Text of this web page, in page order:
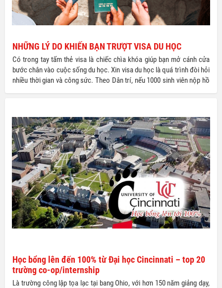
NHỮNG LÝ DO KHIẾN BẠN TRƯỢT VISA DU HỌC
Có trong tay tấm thẻ visa là chiếc chìa khóa giúp bạn mở cánh cửa
bước chân vào cuộc sống du học. Xin visa du học là quá trình đòi hỏi
nhiều thời gian và công sức. Theo Dân trí, nếu 1000 sinh viên nộp hồ
Học bổng lên đến 100% từ Đại học Cincinnati – top 20
trường co-op/internship
Là trường công lập tọa lạc tại bang Ohio, với hơn 150 năm giảng dạy,